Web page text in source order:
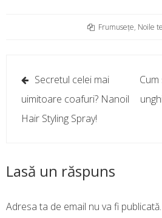
Frumusețe, Noile
Navigare
în
articole
Secretul celei mai
uimitoare coafuri? Nanoil
Hair Styling Spray!
Lasă un răspuns
Adresa ta de email nu va fi publicată.